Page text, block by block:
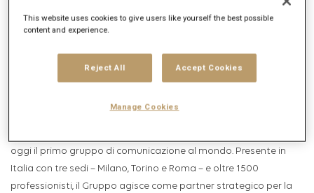
Descrizione posizione lavorativa
Descrizione dell'azienda
oggi il primo gruppo di comunicazione al mondo. Presente in
Italia con tre sedi – Milano, Torino e Roma – e oltre 1500
professionisti, il Gruppo agisce come partner strategico per la
This website uses cookies to give users like yourself the best possible
content and experience.
Reject All Accept Cookies
Manage Cookies